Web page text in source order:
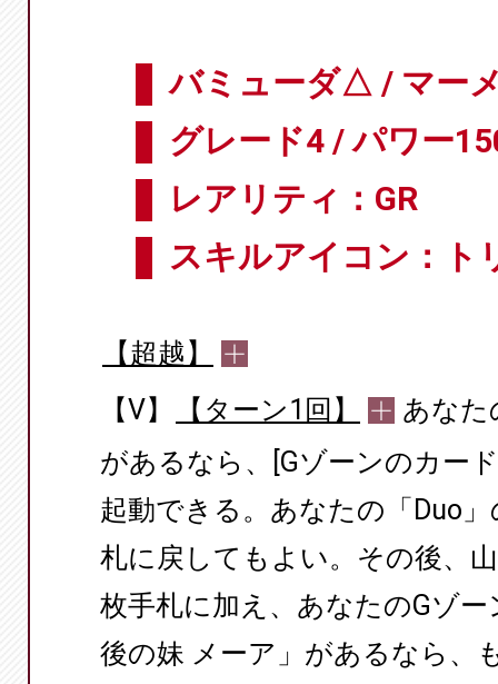
バミューダ△ / マー
グレード4 / パワー
レアリティ：GR
スキルアイコン：ト
【超越】
【V】
【ターン1回】
あなた
があるなら、[Gゾーンのカー
起動できる。あなたの「Duo
札に戻してもよい。その後、
枚手札に加え、あなたのGゾ
後の妹 メーア」があるなら、